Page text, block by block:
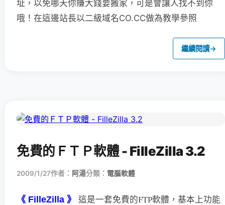
址，以免哪天你賺大錢要搬家，可是會讓人找不到你
哦！在這邊站長以二級域名CO.CC做為教學參照
繼續閱讀→
免費的ＦＴＰ軟體 - FilleZilla 3.2
2009/1/27作者： 阿湯分類： 電腦軟體
《 FilleZilla 》
這是一套免費的FTP軟體，基本上功能